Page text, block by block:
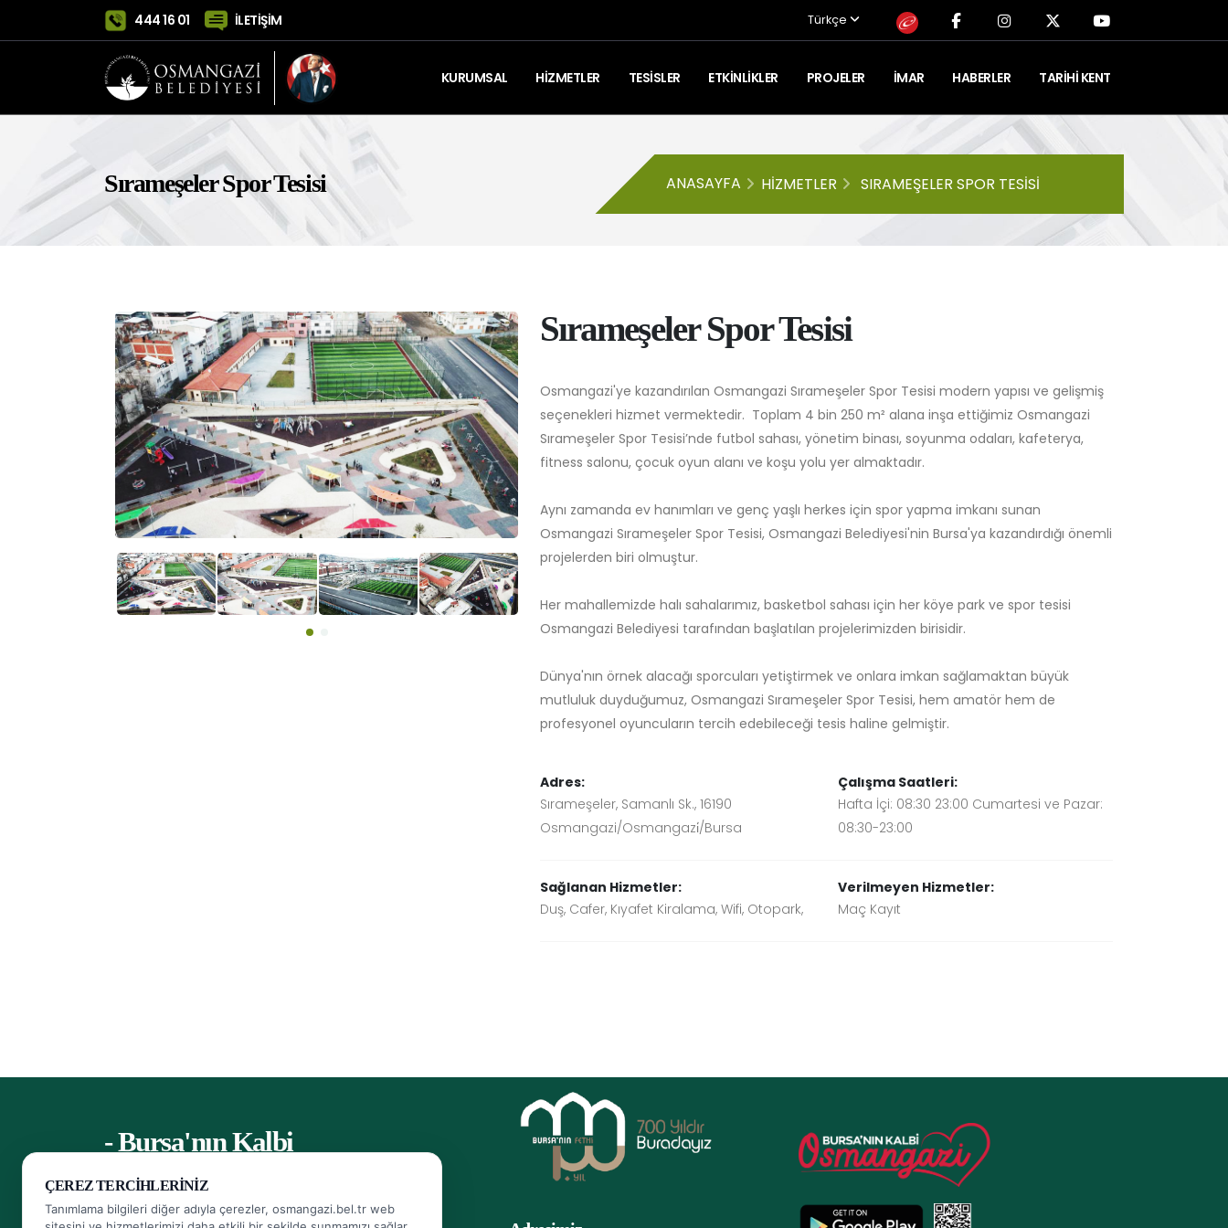
444 16 01 İLETİŞİM Türkçe
KURUMSAL HİZMETLER TESİSLER ETKİNLİKLER PROJELER İMAR HABERLER TARIHI KENT
Sırameşeler Spor Tesisi ANASAYFA HIZMETLER SIRAMEŞELER SPOR TESISI
Sırameşeler Spor Tesisi
Osmangazi'ye kazandırılan Osmangazi Sırameşeler Spor Tesisi modern yapısı ve gelişmiş
seçenekleri hizmet vermektedir. Toplam 4 bin 250 m² alana inşa ettiğimiz Osmangazi
Sırameşeler Spor Tesisi’nde futbol sahası, yönetim binası, soyunma odaları, kafeterya,
fitness salonu, çocuk oyun alanı ve koşu yolu yer almaktadır.
Aynı zamanda ev hanımları ve genç yaşlı herkes için spor yapma imkanı sunan
Osmangazi Sırameşeler Spor Tesisi, Osmangazi Belediyesi'nin Bursa'ya kazandırdığı önemli
projelerden biri olmuştur.
Her mahallemizde halı sahalarımız, basketbol sahası için her köye park ve spor tesisi
Osmangazi Belediyesi tarafından başlatılan projelerimizden birisidir.
Dünya'nın örnek alacağı sporcuları yetiştirmek ve onlara imkan sağlamaktan büyük
mutluluk duyduğumuz, Osmangazi Sırameşeler Spor Tesisi, hem amatör hem de
profesyonel oyuncuların tercih edebileceği tesis haline gelmiştir.
Adres:
Sırameşeler, Samanlı Sk., 16190
Osmangazi/Osmangazi̇/Bursa
Çalışma Saatleri:
Hafta İçi: 08:30 23:00 Cumartesi ve Pazar:
08:30-23:00
Sağlanan Hizmetler:
Duş, Cafer, Kıyafet Kiralama, Wifi, Otopark,
Verilmeyen Hizmetler:
Maç Kayıt
- Bursa'nın Kalbi
Herkese Ulaşan, Herkesin Ulaşabildiği Belediye
ÇEREZ TERCIHLERINIZ
Tanımlama bilgileri diğer adıyla çerezler, osmangazi.bel.tr web